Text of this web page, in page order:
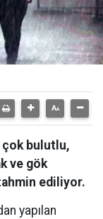
çok bulutlu,
ve gök
ediliyor.
yapılan